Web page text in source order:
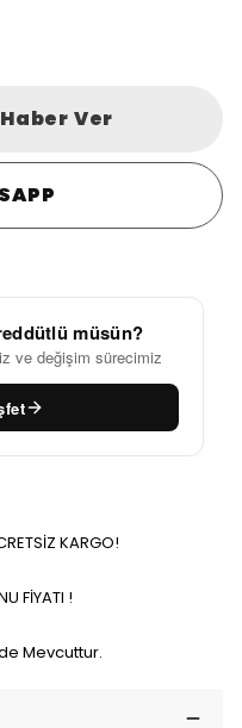
Ver
müsün?
ve değişim sürecimiz
KARGO!
FİYATI !
Mevcuttur.